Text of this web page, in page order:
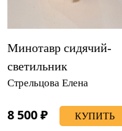
Минотавр сидячий-
светильник
Стрельцова Елена
8 500 ₽ КУПИТЬ